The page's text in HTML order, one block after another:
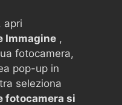
apri
Immagine ,
fotocamera,
pop-up in
seleziona
fotocamera si